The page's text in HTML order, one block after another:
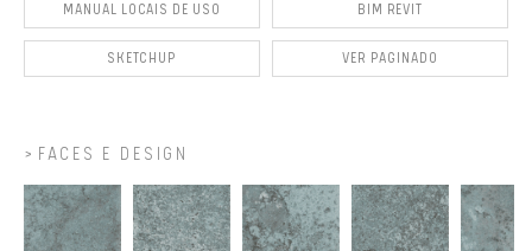
MANUAL LOCAIS DE USO BIM REVIT
SKETCHUP VER PAGINADO
FACES E DESIGN